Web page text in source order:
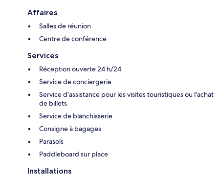
Affaires
Salles de réunion
Centre de conférence
Services
Réception ouverte 24 h/24
Service de conciergerie
Service d'assistance pour les visites touristiques ou l'achat
de billets
Service de blanchisserie
Consigne à bagages
Parasols
Paddleboard sur place
Installations